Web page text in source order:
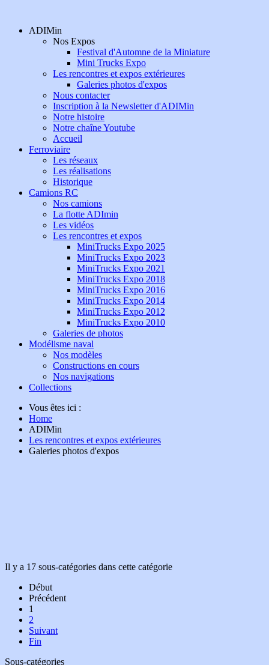
ADIMin
Nos Expos
Festival d'Automne de la Miniature
Mini Trucks Expo
Les rencontres et expos extérieures
Galeries photos d'expos
Nous contacter
Inscription à la Newsletter d'ADIMin
Notre histoire
Notre chaîne Youtube
Accueil
Ferroviaire
Les réseaux
Les réalisations
Historique
Camions RC
Nos camions
La flotte ADImin
Les vidéos
Les rencontres et expos
MiniTrucks Expo 2025
MiniTrucks Expo 2023
MiniTrucks Expo 2021
MiniTrucks Expo 2018
MiniTrucks Expo 2016
MiniTrucks Expo 2014
MiniTrucks Expo 2012
MiniTrucks Expo 2010
Galeries de photos
Modélisme naval
Nos modèles
Constructions en cours
Nos navigations
Collections
Vous êtes ici :
Home
ADIMin
Les rencontres et expos extérieures
Galeries photos d'expos
Il y a 17 sous-catégories dans cette catégorie
Début
Précédent
1
2
Suivant
Fin
Sous-catégories